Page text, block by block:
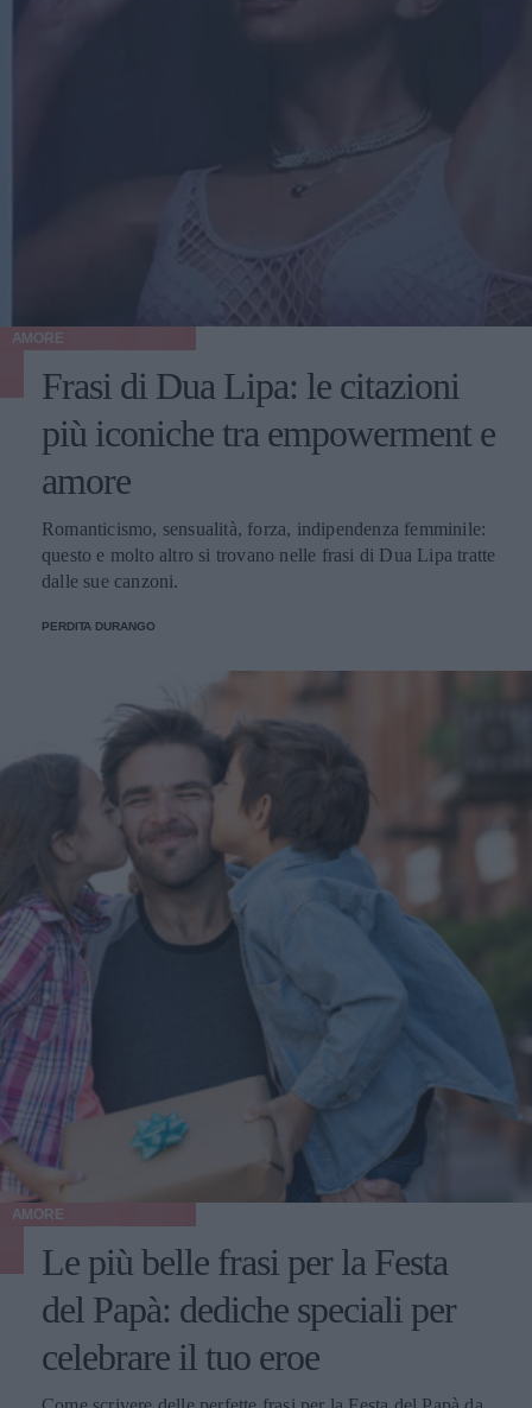
AMORE
Frasi di Dua Lipa: le citazioni
più iconiche tra empowerment e
amore
Romanticismo, sensualità, forza, indipendenza femminile:
questo e molto altro si trovano nelle frasi di Dua Lipa tratte
dalle sue canzoni.
PERDITA DURANGO
AMORE
Le più belle frasi per la Festa
del Papà: dediche speciali per
celebrare il tuo eroe